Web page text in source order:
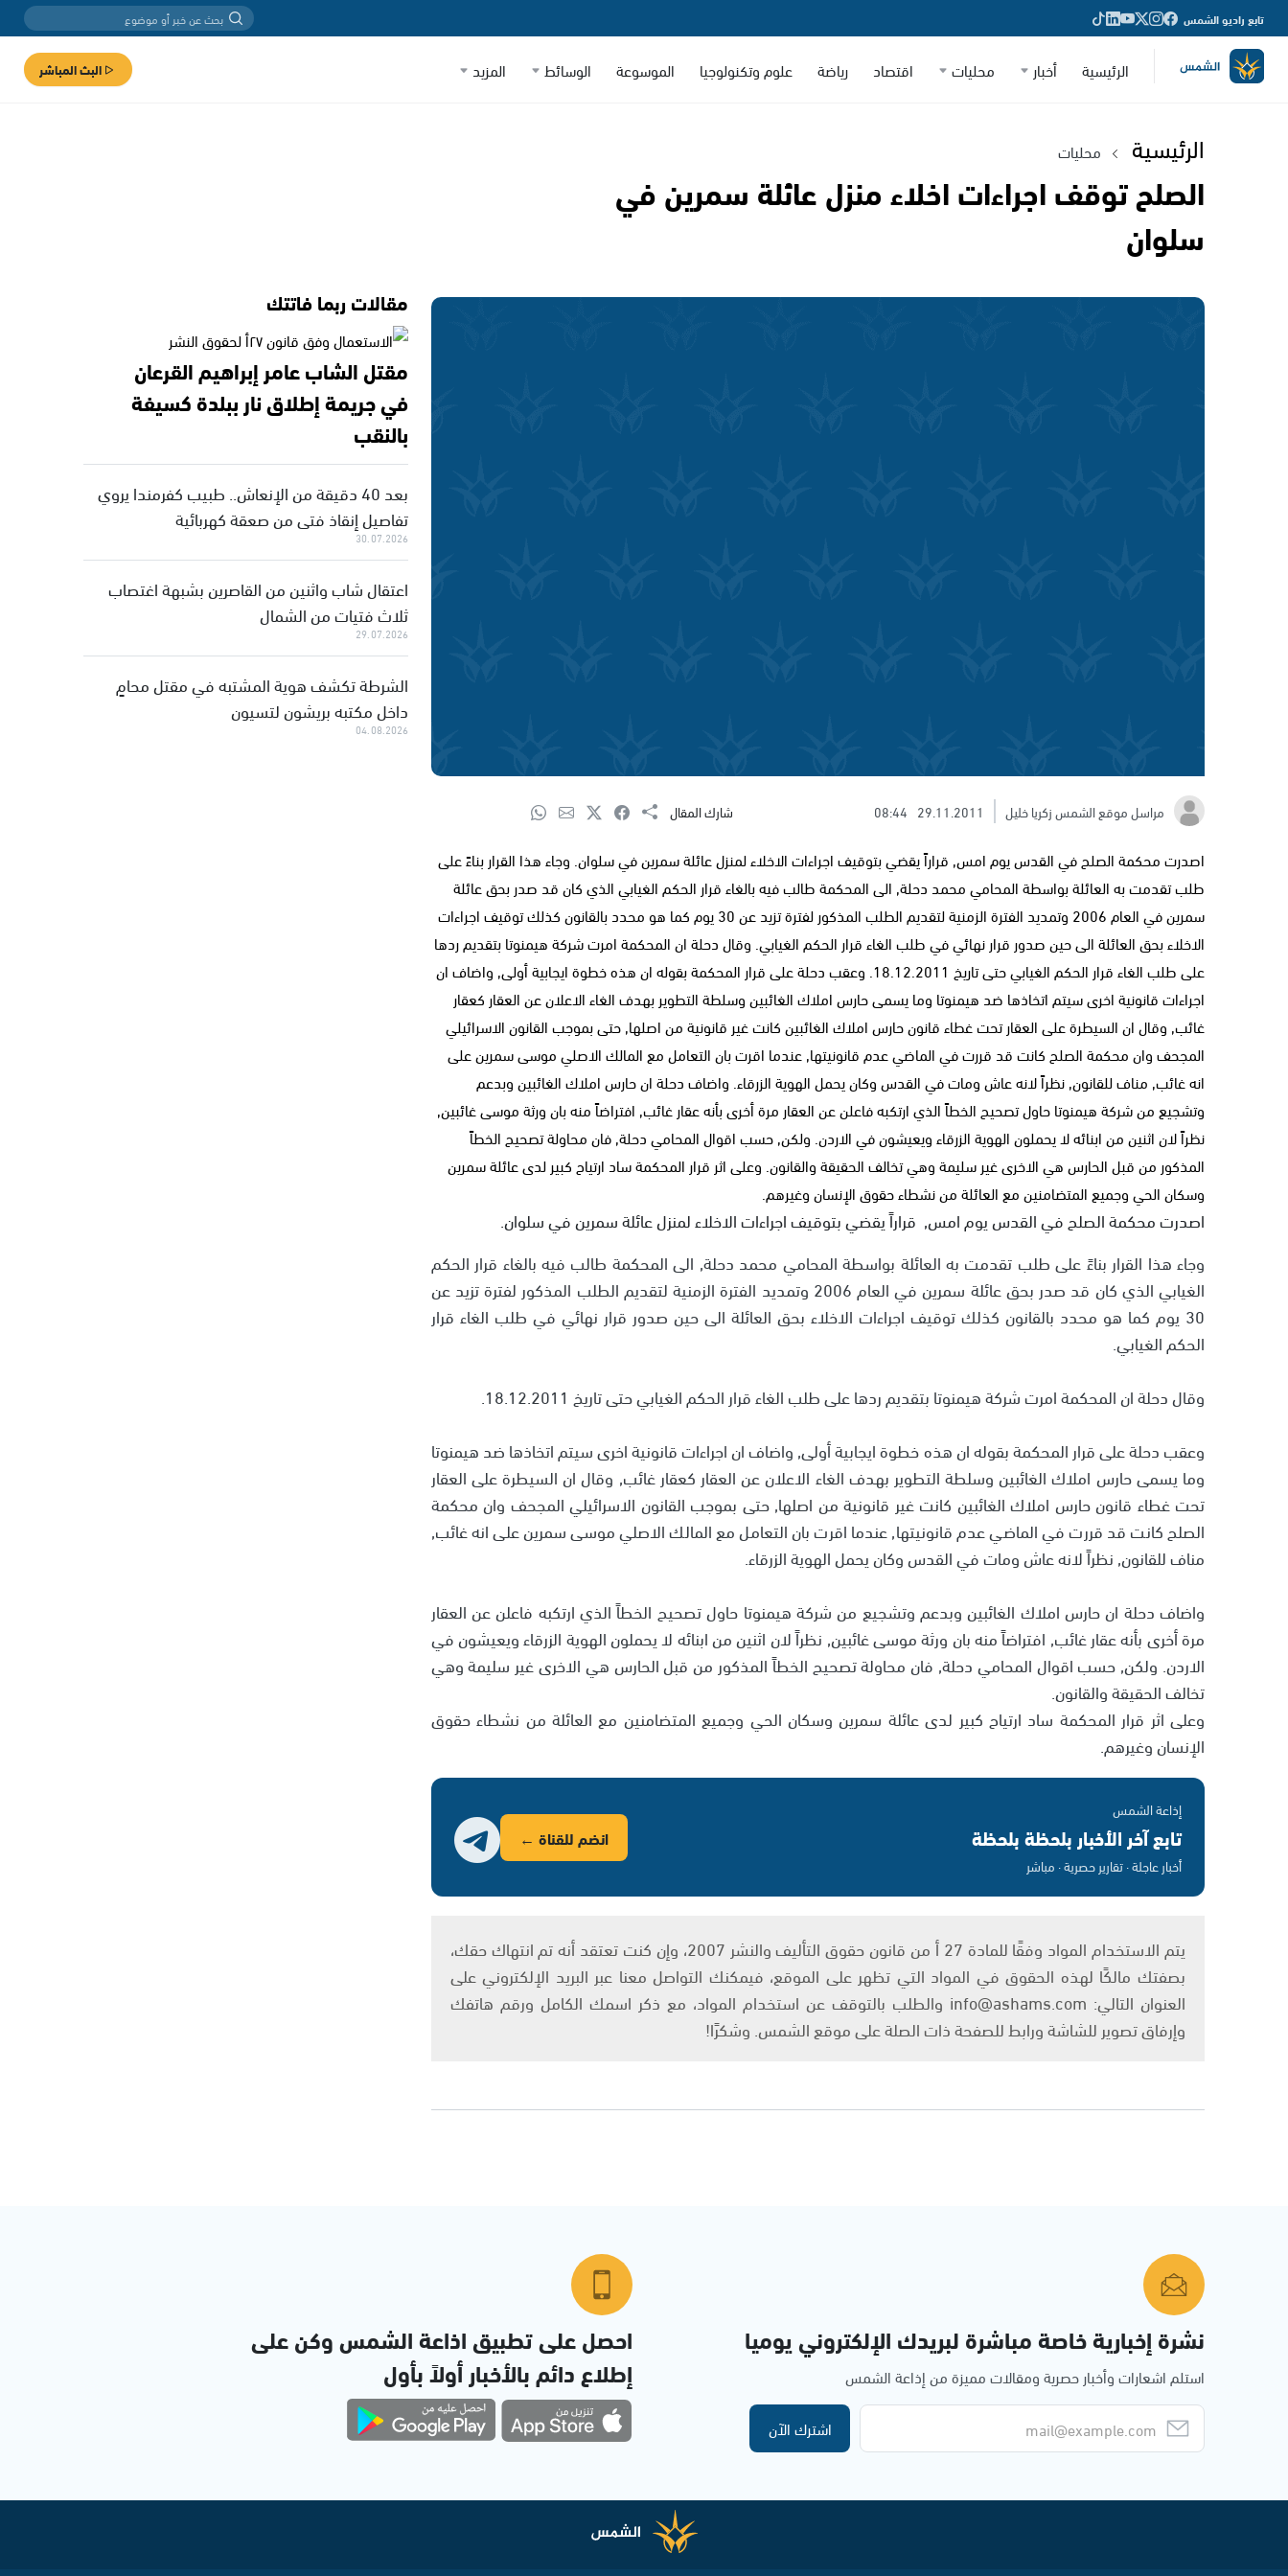
تابع راديو الشمس
الرئيسية أخبار محليات اقتصاد رياضة علوم وتكنولوجيا الموسوعة الوسائط المزيد البث المباشر
الرئيسية محليات
الصلح توقف اجراءات اخلاء منزل عائلة سمرين في
سلوان
مراسل موقع الشمس زكريا خليل 29.11.2011
08:44 شارك المقال
اصدرت محكمة الصلح في القدس يوم امس, قراراً يقضي بتوقيف اجراءات الاخلاء لمنزل عائلة سمرين في سلوان. وجاء هذا القرار بناءً على
طلب تقدمت به العائلة بواسطة المحامي محمد دحلة, الى المحكمة طالب فيه بالغاء قرار الحكم الغيابي الذي كان قد صدر بحق عائلة
سمرين في العام 2006 وتمديد الفترة الزمنية لتقديم الطلب المذكور لفترة تزيد عن 30 يوم كما هو محدد بالقانون كذلك توقيف اجراءات
الاخلاء بحق العائلة الى حين صدور قرار نهائي في طلب الغاء قرار الحكم الغيابي. وقال دحلة ان المحكمة امرت شركة هيمنوتا بتقديم ردها
على طلب الغاء قرار الحكم الغيابي حتى تاريخ 18.12.2011. وعقب دحلة على قرار المحكمة بقوله ان هذه خطوة ايجابية أولى, واضاف ان
اجراءات قانونية اخرى سيتم اتخاذها ضد هيمنوتا وما يسمى حارس املاك الغائبين وسلطة التطوير بهدف الغاء الاعلان عن العقار كعقار
غائب, وقال ان السيطرة على العقار تحت غطاء قانون حارس املاك الغائبين كانت غير قانونية من اصلها, حتى بموجب القانون الاسرائيلي
المجحف وان محكمة الصلح كانت قد قررت في الماضي عدم قانونيتها, عندما اقرت بان التعامل مع المالك الاصلي موسى سمرين على
انه غائب, مناف للقانون, نظراً لانه عاش ومات في القدس وكان يحمل الهوية الزرقاء. واضاف دحلة ان حارس املاك الغائبين وبدعم
وتشجيع من شركة هيمنوتا حاول تصحيح الخطاً الذي ارتكبه فاعلن عن العقار مرة أخرى بأنه عقار غائب, افتراضاً منه بان ورثة موسى غائبين,
نظراً لان اثنين من ابنائه لا يحملون الهوية الزرقاء ويعيشون في الاردن. ولكن, حسب اقوال المحامي دحلة, فان محاولة تصحيح الخطاً
المذكور من قبل الحارس هي الاخرى غير سليمة وهي تخالف الحقيقة والقانون. وعلى اثر قرار المحكمة ساد ارتياح كبير لدى عائلة سمرين
وسكان الحي وجميع المتضامنين مع العائلة من نشطاء حقوق الإنسان وغيرهم.
اصدرت محكمة الصلح في القدس يوم امس, قراراً يقضي بتوقيف اجراءات الاخلاء لمنزل عائلة سمرين في سلوان.
وجاء هذا القرار بناءً على طلب تقدمت به العائلة بواسطة المحامي محمد دحلة, الى المحكمة طالب فيه بالغاء قرار الحكم
الغيابي الذي كان قد صدر بحق عائلة سمرين في العام 2006 وتمديد الفترة الزمنية لتقديم الطلب المذكور لفترة تزيد عن
30 يوم كما هو محدد بالقانون كذلك توقيف اجراءات الاخلاء بحق العائلة الى حين صدور قرار نهائي في طلب الغاء قرار
الحكم الغيابي.
وقال دحلة ان المحكمة امرت شركة هيمنوتا بتقديم ردها على طلب الغاء قرار الحكم الغيابي حتى تاريخ 18.12.2011.
وعقب دحلة على قرار المحكمة بقوله ان هذه خطوة ايجابية أولى, واضاف ان اجراءات قانونية اخرى سيتم اتخاذها ضد هيمنوتا
وما يسمى حارس املاك الغائبين وسلطة التطوير بهدف الغاء الاعلان عن العقار كعقار غائب, وقال ان السيطرة على العقار
تحت غطاء قانون حارس املاك الغائبين كانت غير قانونية من اصلها, حتى بموجب القانون الاسرائيلي المجحف وان محكمة
الصلح كانت قد قررت في الماضي عدم قانونيتها, عندما اقرت بان التعامل مع المالك الاصلي موسى سمرين على انه غائب,
مناف للقانون, نظراً لانه عاش ومات في القدس وكان يحمل الهوية الزرقاء.
واضاف دحلة ان حارس املاك الغائبين وبدعم وتشجيع من شركة هيمنوتا حاول تصحيح الخطاً الذي ارتكبه فاعلن عن العقار
مرة أخرى بأنه عقار غائب, افتراضاً منه بان ورثة موسى غائبين, نظراً لان اثنين من ابنائه لا يحملون الهوية الزرقاء ويعيشون في
الاردن. ولكن, حسب اقوال المحامي دحلة, فان محاولة تصحيح الخطاً المذكور من قبل الحارس هي الاخرى غير سليمة وهي
تخالف الحقيقة والقانون.
وعلى اثر قرار المحكمة ساد ارتياح كبير لدى عائلة سمرين وسكان الحي وجميع المتضامنين مع العائلة من نشطاء حقوق
الإنسان وغيرهم.
إذاعة الشمس
تابع آخر الأخبار بلحظة بلحظة
أخبار عاجلة · تقارير حصرية · مباشر
انضم للقناة ←
يتم الاستخدام المواد وفقًا للمادة 27 أ من قانون حقوق التأليف والنشر 2007، وإن كنت تعتقد أنه تم انتهاك حقك،
بصفتك مالكًا لهذه الحقوق في المواد التي تظهر على الموقع، فيمكنك التواصل معنا عبر البريد الإلكتروني على
العنوان التالي: info@ashams.com والطلب بالتوقف عن استخدام المواد، مع ذكر اسمك الكامل ورقم هاتفك
وإرفاق تصوير للشاشة ورابط للصفحة ذات الصلة على موقع الشمس. وشكرًا!
مقالات ربما فاتتك
مقتل الشاب عامر إبراهيم القرعان
في جريمة إطلاق نار ببلدة كسيفة
بالنقب
بعد 40 دقيقة من الإنعاش.. طبيب كفرمندا يروي
تفاصيل إنقاذ فتى من صعقة كهربائية
30.07.2026
اعتقال شاب واثنين من القاصرين بشبهة اغتصاب
ثلاث فتيات من الشمال
29.07.2026
الشرطة تكشف هوية المشتبه في مقتل محامٍ
داخل مكتبه بريشون لتسيون
04.08.2026
نشرة إخبارية خاصة مباشرة لبريدك الإلكتروني يوميا
استلم اشعارات وأخبار حصرية ومقالات مميزة من إذاعة الشمس
اشترك الآن
احصل على تطبيق اذاعة الشمس وكن على
إطلاع دائم بالأخبار أولاً بأول